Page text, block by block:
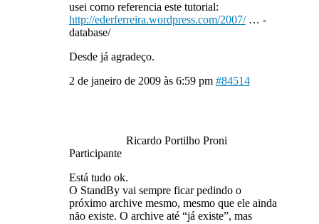
usei como referencia este tutorial:
http://ederferreira.wordpress.com/2007/… -
database/
Desde já agradeço.
2 de janeiro de 2009 às 6:59 pm #84514
Ricardo Portilho Proni
Participante
Está tudo ok.
O StandBy vai sempre ficar pedindo o
próximo archive mesmo, mesmo que ele ainda
não existe. O archive até “já existe”, mas